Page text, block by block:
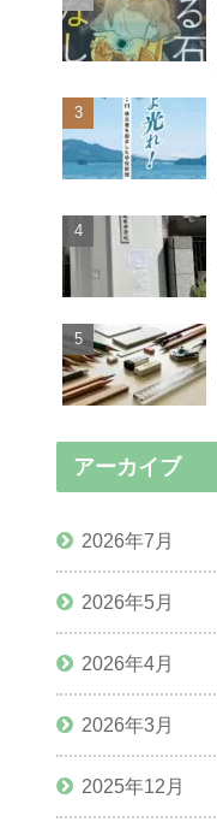
アーカイブ
2026年7月
2026年5月
2026年4月
2026年3月
2025年12月